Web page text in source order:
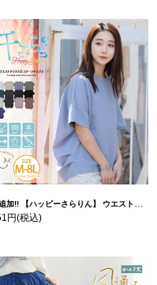
ピーさらりん】 ウエストタック入り スッキリ魅せ コクーントップス | 大きいサイズの通販ならハッピーマリリン
円(税込)